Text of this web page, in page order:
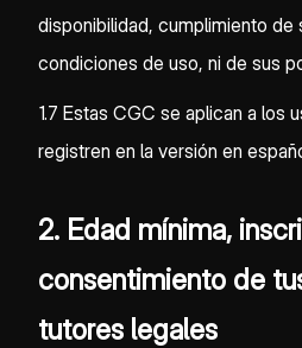
disponibilidad, cumplimiento de
condiciones de uso, ni de sus
1.7 Estas CGC se aplican a los
registren en la versión en
2. Edad mínima,
consentimiento de
tutores legales